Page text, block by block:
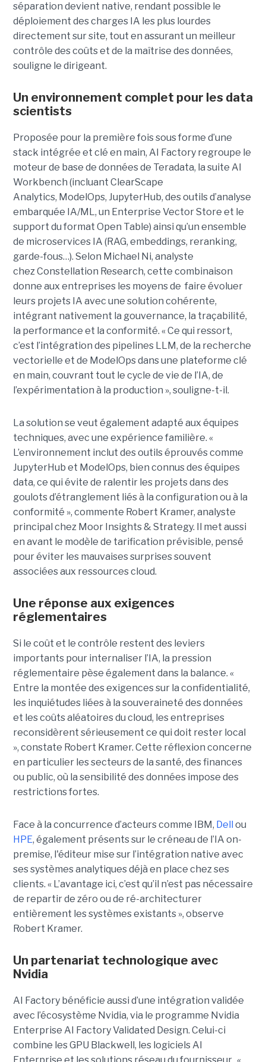
séparation devient native, rendant possible le
déploiement des charges IA les plus lourdes
directement sur site, tout en assurant un meilleur
contrôle des coûts et de la maîtrise des données,
souligne le dirigeant.
Un environnement complet pour les data
scientists
Proposée pour la première fois sous forme d’une
stack intégrée et clé en main, AI Factory regroupe le
moteur de base de données de Teradata, la suite AI
Workbench (incluant ClearScape
Analytics, ModelOps, JupyterHub, des outils d’analyse
embarquée IA/ML, un Enterprise Vector Store et le
support du format Open Table) ainsi qu’un ensemble
de microservices IA (RAG, embeddings, reranking,
garde-fous…). Selon Michael Ni, analyste
chezConstellation Research, cette combinaison
donne aux entreprises les moyens de faire évoluer
leurs projets IA avec une solution cohérente,
intégrant nativement la gouvernance, la traçabilité,
la performance et la conformité. « Ce qui ressort,
c’est l’intégration des pipelines LLM, de la recherche
vectorielle et de ModelOps dans une plateforme clé
en main, couvrant tout le cycle de vie de l’IA, de
l’expérimentation à la production », souligne-t-il.
La solution se veut également adapté aux équipes
techniques, avec une expérience familière. «
L’environnement inclut des outils éprouvés comme
JupyterHub et ModelOps, bien connus des équipes
data, ce qui évite de ralentir les projets dans des
goulots d’étranglement liés à la configuration ou à la
conformité », commente Robert Kramer, analyste
principal chez Moor Insights & Strategy. Il met aussi
en avant le modèle de tarification prévisible, pensé
pour éviter les mauvaises surprises souvent
associées aux ressources cloud.
Une réponse aux exigences
réglementaires
Si le coût et le contrôle restent des leviers
importants pour internaliser l’IA, la pression
réglementaire pèse également dans la balance. «
Entre la montée des exigences sur la confidentialité,
les inquiétudes liées à la souveraineté des données
et les coûts aléatoires du cloud, les entreprises
reconsidèrent sérieusement ce qui doit rester local
», constate Robert Kramer. Cette réflexion concerne
en particulier les secteursde la santé, des finances
ou public, où la sensibilité des données impose des
restrictions fortes.
Face à la concurrence d’acteurs comme IBM, Dell
ou
HPE, également présents sur le créneau de l’IA on-
premise, l'éditeurmise sur l’intégration native avec
ses systèmes analytiques déjà en place chez ses
clients. « L’avantage ici, c’est qu’il n’est pas nécessaire
de repartir de zéro ou de ré-architecturer
entièrement les systèmes existants », observe
Robert Kramer.
Un partenariat technologique avec
Nvidia
AI Factory bénéficie aussi d’une intégration validée
avec l’écosystème Nvidia, via le programme Nvidia
Enterprise AI Factory Validated Design. Celui-ci
combine les GPU Blackwell, les logicielsAI